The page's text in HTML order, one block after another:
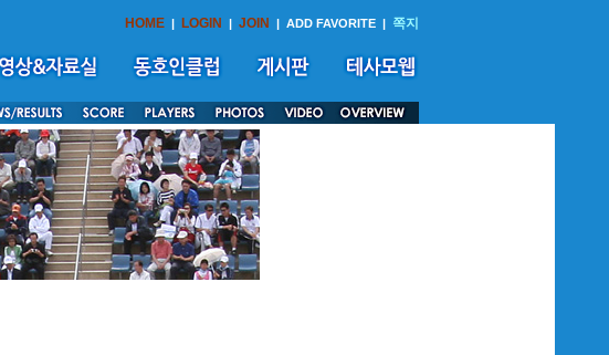
HOME | LOGIN | JOIN | ADD FAVORITE | 쪽지